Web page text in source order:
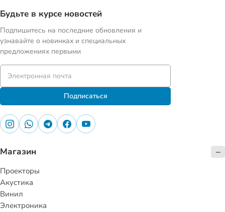
Будьте в курсе новостей
Подпишитесь на последние обновления и
узнавайте о новинках и специальных
предложениях первыми
Подписаться
Магазин
Проекторы
Акустика
Винил
Электроника